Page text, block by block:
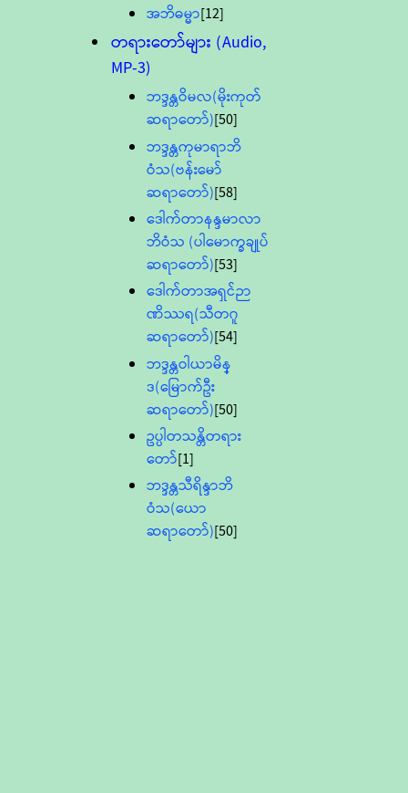
အဘိဓမ္မာ[12]
တရားတော်များ (Audio,
MP-3)
ဘဒ္ဒန္တဝိမလ(မိုးကုတ်
ဆရာတော်)[50]
ဘဒ္ဒန္တကုမာရာဘိ
ဝံသ(ဗန်းမော်
ဆရာတော်)[58]
ဒေါက်တာနန္ဒမာလာ
ဘိဝံသ (ပါမောက္ခချုပ်
ဆရာတော်)[53]
ဒေါက်တာအရှင်ဉာ
ဏိဿရ(သီတဂူ
ဆရာတော်)[54]
ဘဒ္ဒန္တဝါယာမိန္
ဒ(မြောက်ဦး
ဆရာတော်)[50]
ဥပ္ပါတသန္တိတရား
တော်[1]
ဘဒ္ဒန္တသီရိန္ဒာဘိ
ဝံသ(ယော
ဆရာတော်)[50]